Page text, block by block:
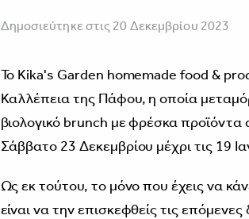
Δημοσιεύτηκε στις 20 Δεκεμβρίου 2023
Το Kika's Garden homemade food &
Καλλέπεια της Πάφου, η οποία
βιολογικό brunch με φρέσκα προϊόντα
Σάββατο 23 Δεκεμβρίου μέχρι τις 19
Ως εκ τούτου, το μόνο που έχεις να
είναι να την επισκεφθείς τις